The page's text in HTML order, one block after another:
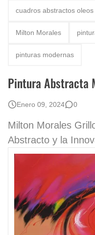
cuadros abstractos oleos
Milton Morales
pinturas modernas
Pintura Abstracta
Enero 09, 2024 0
Milton Morales
Abstracto y la